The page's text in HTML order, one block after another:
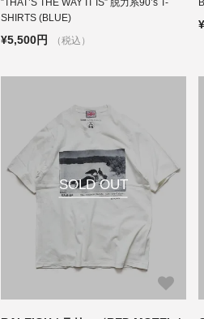
”THAT’S THE WAY IT IS” 脱力系90’s T-
SHIRTS (BLUE)
¥5,500円 （税込）
SOLD OUT